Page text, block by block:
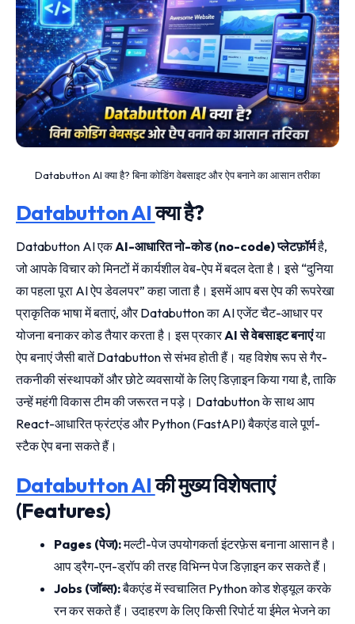
Databutton AI क्या है? बिना कोडिंग वेबसाइट और ऐप बनाने का आसान तरीका
Databutton AIक्या है?
Databutton AI एकAI-आधारित नो-कोड (no-code) प्लेटफ़ॉर्महै,
जो आपके विचार को मिनटों में कार्यशील वेब-ऐप में बदल देता है। इसे “दुनिया
का पहला पूरा AI ऐप डेवलपर” कहा जाता है। इसमें आप बस ऐप की रूपरेखा
प्राकृतिक भाषा में बताएं, और Databutton का AI एजेंट चैट-आधार पर
योजना बनाकर कोड तैयार करता है। इस प्रकारAI से वेबसाइट बनाएंया
ऐप बनाएं जैसी बातें Databutton से संभव होती हैं। यह विशेष रूप से गैर-
तकनीकी संस्थापकों और छोटे व्यवसायों के लिए डिज़ाइन किया गया है, ताकि
उन्हें महंगी विकास टीम की जरूरत न पड़े। Databutton के साथ आप
React-आधारित फ्रंटएंड और Python (FastAPI) बैकएंड वाले पूर्ण-
स्टैक ऐप बना सकते हैं।
Databutton AIकी मुख्य विशेषताएं
(Features)
Pages (पेज):मल्टी-पेज उपयोगकर्ता इंटरफ़ेस बनाना आसान है।
आप ड्रैग-एन-ड्रॉप की तरह विभिन्न पेज डिज़ाइन कर सकते हैं।
Jobs (जॉब्स):बैकएंड में स्वचालित Python कोड शेड्यूल करके
रन कर सकते हैं। उदाहरण के लिए किसी रिपोर्ट या ईमेल भेजने का